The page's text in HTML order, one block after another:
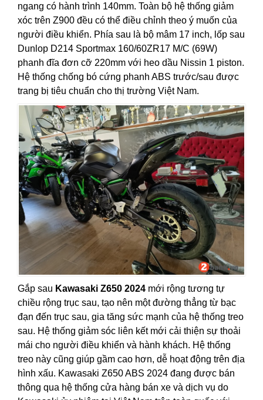
ngang có hành trình 140mm. Toàn bộ hệ thống giảm
xóc trên Z900 đều có thể điều chỉnh theo ý muốn của
người điều khiển. Phía sau là bộ mâm 17 inch, lốp sau
Dunlop D214 Sportmax 160/60ZR17 M/C (69W)
phanh đĩa đơn cỡ 220mm với heo dầu Nissin 1 piston.
Hệ thống chống bó cứng phanh ABS trước/sau được
trang bị tiêu chuẩn cho thị trường Việt Nam.
Gắp sau Kawasaki Z650 2024 mới rộng tương tự
chiều rộng trục sau, tạo nên một đường thẳng từ bạc
đạn đến trục sau, gia tăng sức mạnh của hệ thống treo
sau. Hệ thống giảm sóc liên kết mới cải thiện sự thoải
mái cho người điều khiển và hành khách. Hệ thống
treo này cũng giúp gầm cao hơn, dễ hoạt động trên địa
hình xấu. Kawasaki Z650 ABS 2024 đang được bán
thông qua hệ thống cửa hàng bán xe và dịch vụ do